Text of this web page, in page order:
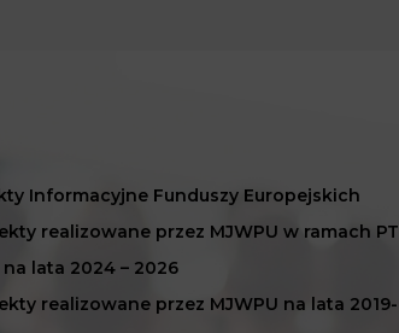
Informacyjne Funduszy Europejskich
realizowane przez MJWPU w ramach PT
na lata 2024 – 2026
realizowane przez MJWPU na lata 2019-